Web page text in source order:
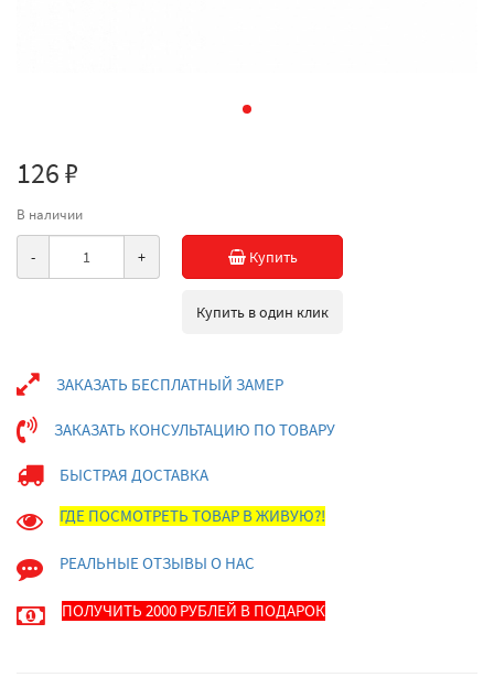
126 ₽
В наличии
- + Купить
Купить в один клик
ЗАКАЗАТЬ БЕСПЛАТНЫЙ ЗАМЕР
ЗАКАЗАТЬ КОНСУЛЬТАЦИЮ ПО ТОВАРУ
БЫСТРАЯ ДОСТАВКА
ГДЕ ПОСМОТРЕТЬ ТОВАР В ЖИВУЮ?!
РЕАЛЬНЫЕ ОТЗЫВЫ О НАС
ПОЛУЧИТЬ 2000 РУБЛЕЙ В ПОДАРОК